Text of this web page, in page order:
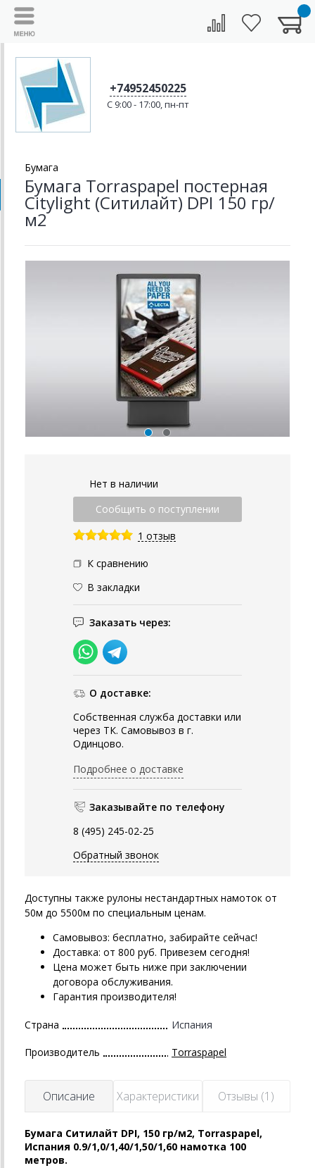
+74952450225
C 9:00 - 17:00, пн-пт
Бумага
Бумага Torraspapel постерная
Citylight (Ситилайт) DPI 150 гр/
м2
Нет в наличии
1 отзыв
К сравнению
В закладки
Заказать через:
О доставке:
Собственная служба доставки или
через ТК. Самовывоз в г.
Одинцово.
Подробнее о доставке
Заказывайте по телефону
8 (495) 245-02-25
Обратный звонок
Доступны также рулоны нестандартных намоток от
50м до 5500м по специальным ценам.
Самовывоз: бесплатно, забирайте сейчас!
Доставка: от 800 руб. Привезем сегодня!
Цена может быть ниже при заключении
договора обслуживания.
Гарантия производителя!
Страна Испания
Производитель Torraspapel
Описание Характеристики Отзывы (1)
Бумага Ситилайт DPI, 150 гр/м2, Torraspapel,
Испания 0.9/1,0/1,40/1,50/1,60 намотка 100
метров.